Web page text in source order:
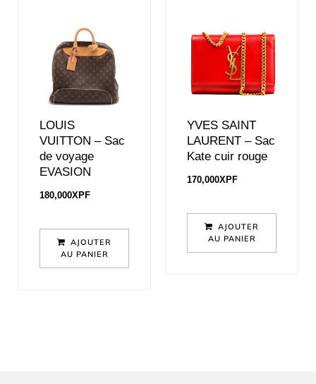
LOUIS
VUITTON – Sac
de voyage
EVASION
180,000XPF
AJOUTER
AU PANIER
YVES SAINT
LAURENT – Sac
Kate cuir rouge
170,000XPF
AJOUTER
AU PANIER